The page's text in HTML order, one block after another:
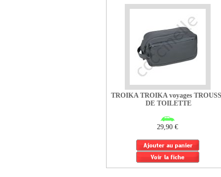
TROIKA TROIKA voyages
DE TOILETTE
29,90 €